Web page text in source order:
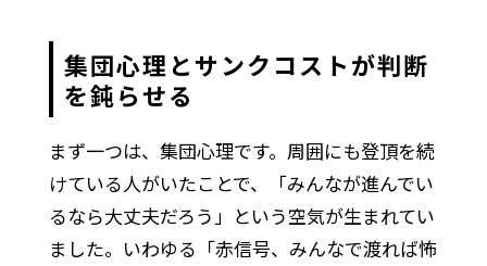
集団心理とサンクコストが判断
を鈍らせる
まず一つは、集団心理です。周囲にも登頂を続
けている人がいたことで、「みんなが進んでい
るなら大丈夫だろう」という空気が生まれてい
ました。いわゆる「赤信号、みんなで渡れば怖